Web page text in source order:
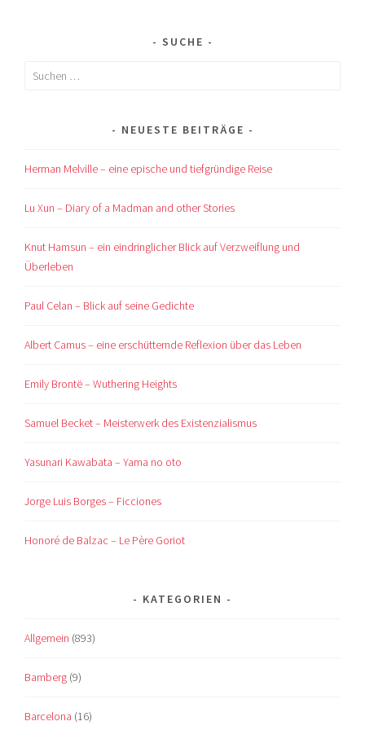
SUCHE
Suchen
NEUESTE BEITRÄGE
Herman Melville – eine epische und tiefgründige Reise
Lu Xun – Diary of a Madman and other Stories
Knut Hamsun – ein eindringlicher Blick auf Verzweiflung und
Überleben
Paul Celan – Blick auf seine Gedichte
Albert Camus – eine erschütternde Reflexion über das Leben
Emily Brontë – Wuthering Heights
Samuel Becket – Meisterwerk des Existenzialismus
Yasunari Kawabata – Yama no oto
Jorge Luis Borges – Ficciones
Honoré de Balzac – Le Père Goriot
KATEGORIEN
Allgemein (893)
Bamberg (9)
Barcelona (16)